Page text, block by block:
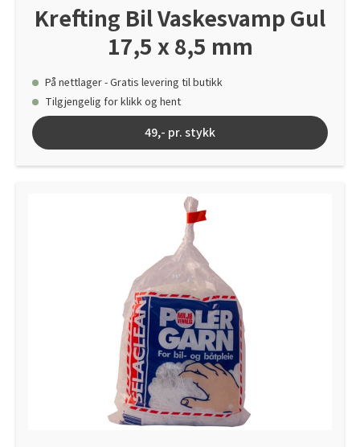
Krefting Bil Vaskesvamp Gul
17,5 x 8,5 mm
På nettlager - Gratis levering til butikk
Tilgjengelig for klikk og hent
49,- pr. stykk